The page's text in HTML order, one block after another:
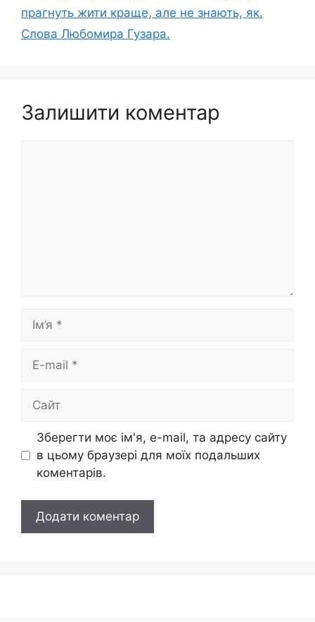
прагнуть жити краще, але не знають, як.
Слова Любомира Гузара.
Залишити коментар
Ім’я
Сайт
Зберегти моє ім'я, e-mail, та адресу сайту
в цьому браузері для моїх подальших
коментарів.